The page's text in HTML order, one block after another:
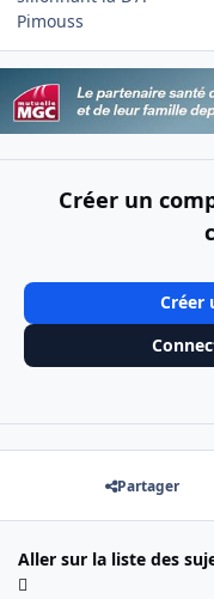
Pimouss
Créer un
Créer
Partager
Aller sur la liste des